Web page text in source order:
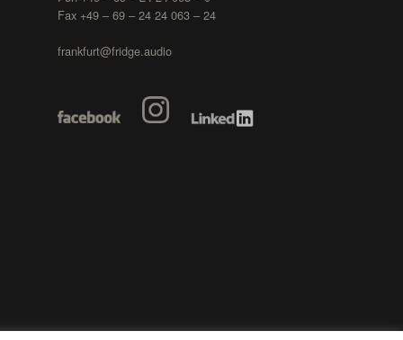
Fax +49 – 69 – 24 24 063 – 24
frankfurt@fridge.audio